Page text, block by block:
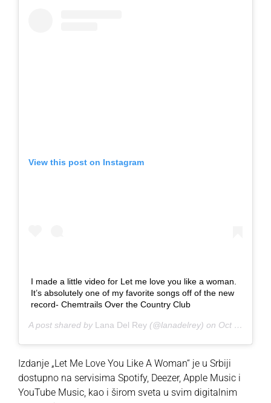
View this post on Instagram
I made a little video for Let me love you like a woman.
It’s absolutely one of my favorite songs off of the new
record- Chemtrails Over the Country Club
A post shared by Lana Del Rey (@lanadelrey) on Oct 16, 2020 at 9:07am PDT
Izdanje „Let Me Love You Like A Woman“ je u Srbiji
dostupno na servisima Spotify, Deezer, Apple Music i
YouTube Music, kao i širom sveta u svim digitalnim